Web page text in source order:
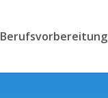
Berufsvorbereitung